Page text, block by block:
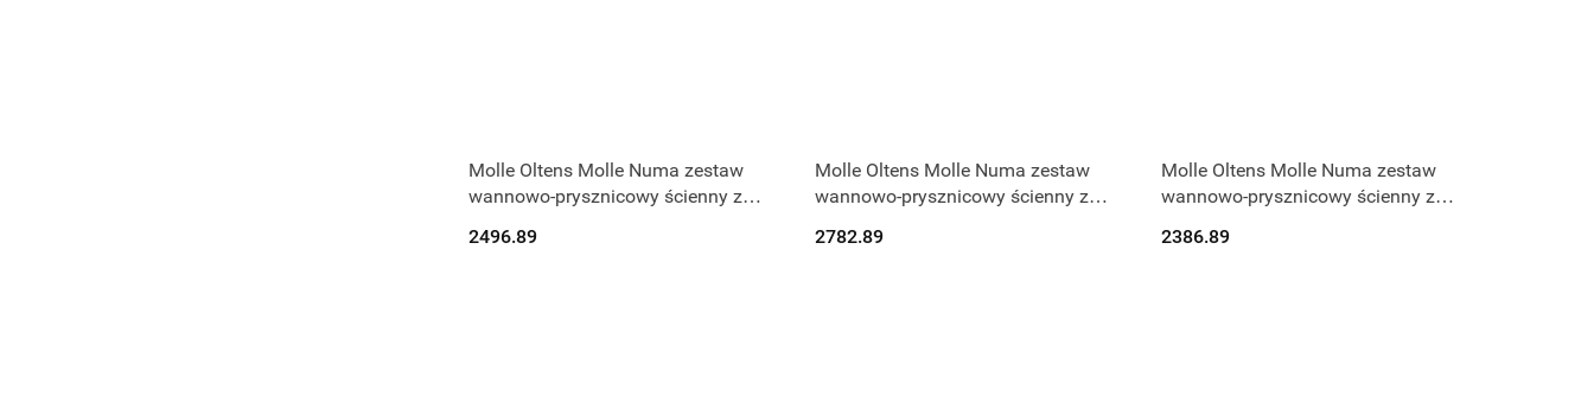
Molle Oltens Molle Numa zestaw
wannowo-prysznicowy ścienny z
2496.89
Produkt niedostępny
Molle Oltens Molle Numa zestaw
wannowo-prysznicowy ścienny z
36506810
2782.89
Produkt niedostępny
Molle Oltens Molle Numa zestaw
wannowo-prysznicowy ścienny z
36506800
2386.89